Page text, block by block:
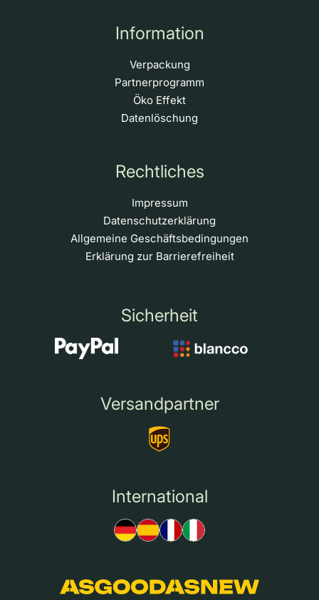
Information
Verpackung
Partnerprogramm
Öko Effekt
Datenlöschung
Rechtliches
Impressum
Datenschutzerklärung
Allgemeine Geschäftsbedingungen
Erklärung zur Barrierefreiheit
Sicherheit
Versandpartner
International